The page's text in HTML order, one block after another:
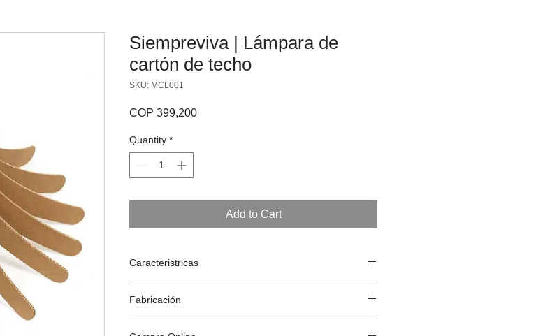
Siempreviva | Lámpara de
cartón de techo
SKU: MCL001
COP 399,200Price
Quantity *
Add to Cart
Caracteristricas
lámparas.
Tamaño Diámetro 50 cm, altura 30 cm.
Tiempo de montaje: 5 minutos.
Fabricación